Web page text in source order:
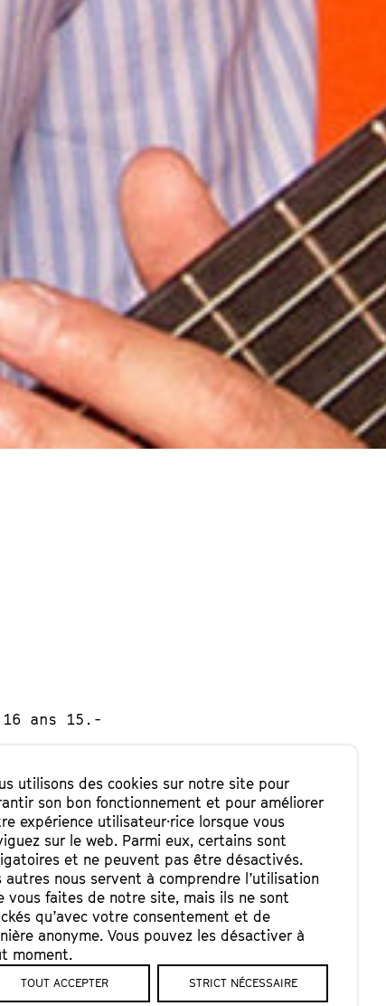
ans 15.-
est une
le
Après plus
botaniques,
de
utilisons des cookies sur notre site pour
son bon fonctionnement et pour améliorer
expérience utilisateur·rice lorsque vous
sur le web. Parmi eux, certains sont
et ne peuvent pas être désactivés.
autres nous servent à comprendre l’utilisation
vous faites de notre site, mais ils ne sont
qu’avec votre consentement et de
anonyme. Vous pouvez les désactiver à
moment.
TOUT ACCEPTER STRICT NÉCESSAIRE